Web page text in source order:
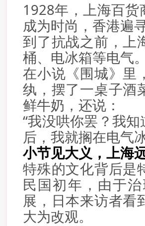
1928年，上海百
成为时尚，香港遍
到了抗战之前，上
桶、电冰箱等电气。
在小说《围城》里
纨，摆了一桌子酒
鲜牛奶，还说：
“我没哄你罢？我
后，我就搁在电气
小节见大义，上海
特殊的文化背后是
民国初年，由于
展，日本来访者看
大为改观。